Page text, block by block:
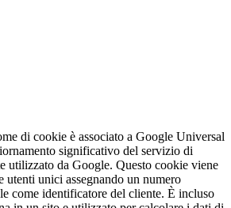
di cookie è associato a Google Universal
significativo del servizio di
utilizzato da Google. Questo cookie viene
utenti unici assegnando un numero
come identificatore del cliente. È incluso